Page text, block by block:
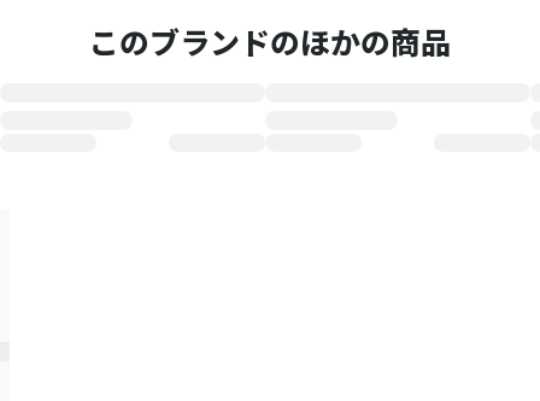
このブランドのほかの商品